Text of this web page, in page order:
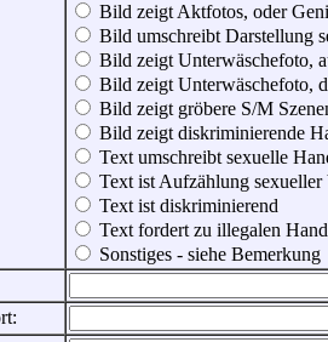
Bild zeigt Aktfotos, oder
Bild umschreibt Darstellung
Bild zeigt Unterwäschefoto,
Bild zeigt Unterwäschefoto,
Bild zeigt gröbere S/M
Bild zeigt diskriminierende
Text umschreibt sexuelle
Text ist Aufzählung sexueller
Text ist diskriminierend
Text fordert zu illegalen
Sonstiges - siehe Bemerkung